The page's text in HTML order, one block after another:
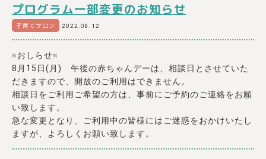
プログラム一部変更のお知らせ
子育てサロン 2022.08.12
※おしらせ※
8月15日(月) 午後の赤ちゃんデーは、 相談日 とさせていた
だきますので、開放のご利用はできません。
相談日をご利用ご希望の方は、事前にご予約のご連絡をお願
い致します。
急な変更となり、ご利用中の皆様にはご迷惑をおかけいたし
ますが、よろしくお願い致します。